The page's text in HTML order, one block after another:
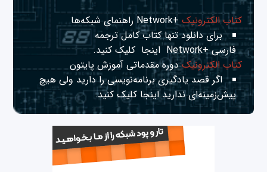
کتاب الکترونیک+Network راهنمای شبکه‌ها
برای دانلود تنها کتاب کامل ترجمه
فارسی +Network
اینجا کلیک کنید.
کتاب الکترونیکدوره مقدماتی آموزش پایتون
اگر قصد یادگیری برنامه‌نویسی را دارید ولی هیچ
پیش‌زمینه‌ای نداریداینجا کلیک کنید.